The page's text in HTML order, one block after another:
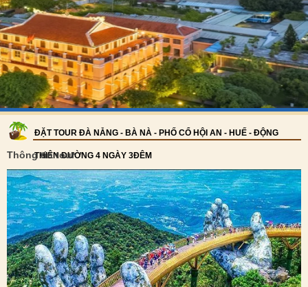
ĐẶT TOUR ĐÀ NẴNG - BÀ NÀ - PHỐ CỔ HỘI AN - HUẾ - ĐỘNG
THIÊN ĐƯỜNG 4 NGÀY 3ĐÊM
Thông tin tour